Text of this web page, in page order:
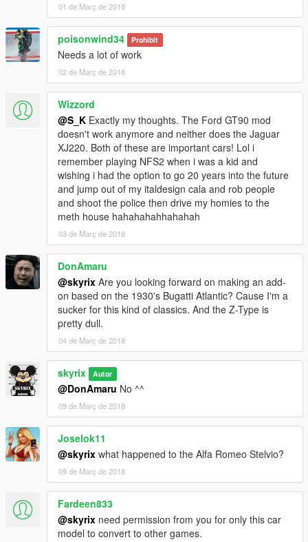
01 de Març de 2018
poisonwind34 Prohibit
Needs a lot of work
02 de Març de 2018
Wizzord
@S_K Exactly my thoughts. The Ford GT90 mod
doesn't work anymore and neither does the Jaguar
XJ220. Both of these are important cars! Lol i
remember playing NFS2 when i was a kid and
wishing i had the option to go 20 years into the future
and jump out of my italdesign cala and rob people
and shoot the police then drive my homies to the
meth house hahahahahhahahah
03 de Març de 2018
DonAmaru
@skyrix Are you looking forward on making an add-
on based on the 1930's Bugatti Atlantic? Cause I'm a
sucker for this kind of classics. And the Z-Type is
pretty dull.
04 de Març de 2018
skyrix Autor
@DonAmaru No ^^
09 de Març de 2018
Joselok11
@skyrix what happened to the Alfa Romeo Stelvio?
09 de Març de 2018
Fardeen833
@skyrix need permission from you for only this car
model to convert to other games.